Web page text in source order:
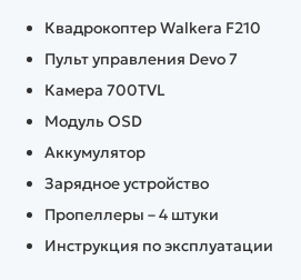
Квадрокоптер Walkera F210
Пульт управления Devo 7
Камера 700TVL
Модуль OSD
Аккумулятор
Зарядное устройство
Пропеллеры – 4 штуки
Инструкция по эксплуатации